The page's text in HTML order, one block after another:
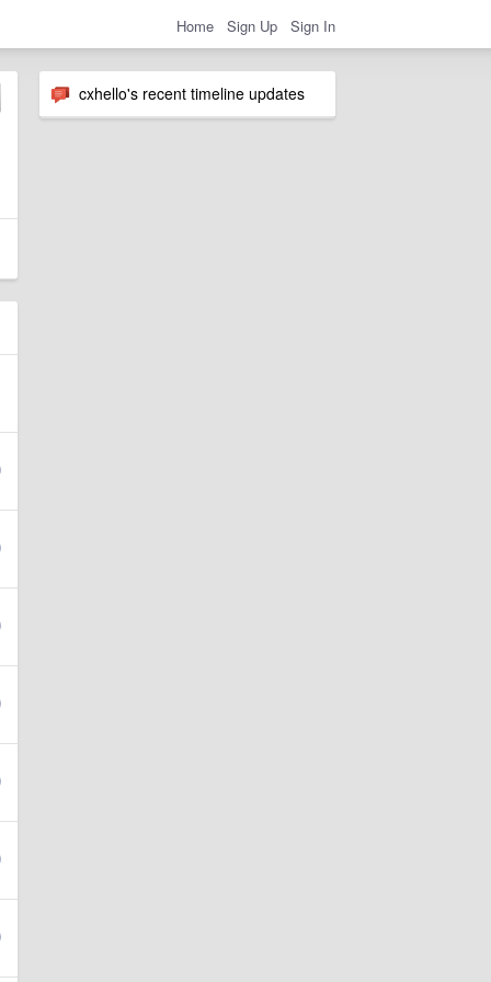
Home Sign Up Sign In
cxhello's recent timeline updates